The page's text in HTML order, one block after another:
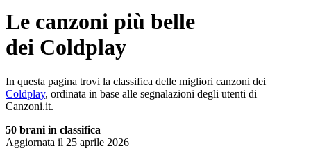
Le canzoni più belle
dei Coldplay
In questa pagina trovi la classifica delle migliori canzoni dei
Coldplay, ordinata in base alle segnalazioni degli utenti di
Canzoni.it.
50 brani in classifica
Aggiornata il 25 aprile 2026